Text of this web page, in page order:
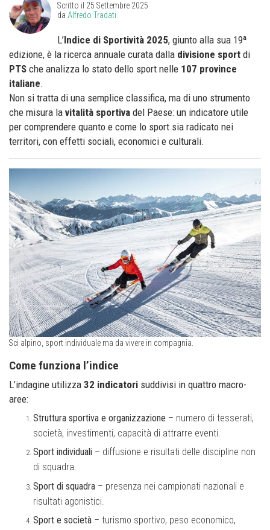
Scritto il 25 Settembre 2025
da Alfredo Tradati
L’Indice di Sportività 2025, giunto alla sua 19ª
edizione, è la ricerca annuale curata dalla divisione sport di
PTS che analizza lo stato dello sport nelle 107 province
italiane.
Non si tratta di una semplice classifica, ma di uno strumento
che misura la vitalità sportiva del Paese: un indicatore utile
per comprendere quanto e come lo sport sia radicato nei
territori, con effetti sociali, economici e culturali.
Sci alpino, sport individuale ma da vivere in compagnia.
Come funziona l’indice
L’indagine utilizza 32 indicatori suddivisi in quattro macro-
aree:
Struttura sportiva e organizzazione – numero di tesserati,
società, investimenti, capacità di attrarre eventi.
Sport individuali – diffusione e risultati delle discipline non
di squadra.
Sport di squadra – presenza nei campionati nazionali e
risultati agonistici.
Sport e società – turismo sportivo, peso economico,